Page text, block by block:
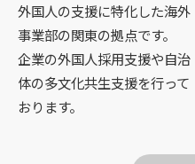
外国人の支援に特化した海外
事業部の関東の拠点です。
企業の外国人採用支援や自治
体の多文化共生支援を行って
おります。